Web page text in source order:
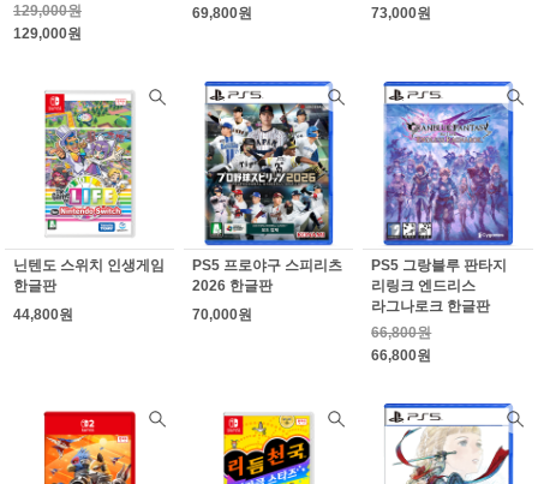
129,000원
129,000원
69,800원
73,000원
닌텐도 스위치 인생게임
한글판
44,800원
PS5 프로야구 스피리츠
2026 한글판
70,000원
PS5 그랑블루 판타지
리링크 엔드리스
라그나로크 한글판
66,800원
66,800원